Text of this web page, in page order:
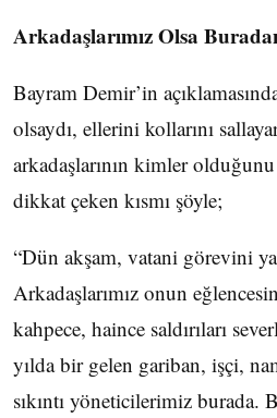
Arkadaşlarımız Olsa
Bayram Demir’in
olsaydı, ellerini kollarını
arkadaşlarının kimler olduğunu
dikkat çeken kısmı şöyle;
“Dün akşam, vatani görevini
Arkadaşlarımız onun
kahpece, haince saldırıları
yılda bir gelen gariban, işçi,
sıkıntı yöneticilerimiz